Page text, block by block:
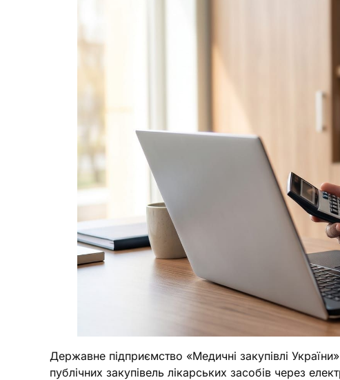
Державне підприємство «Медичні закупівлі
публічних закупівель лікарських засобів через